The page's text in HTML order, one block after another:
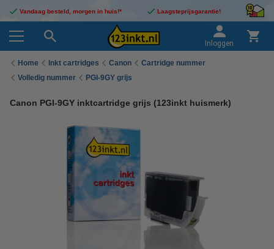
Vandaag besteld, morgen in huis!* Laagsteprijsgarantie!
Inloggen
Home Inkt cartridges Canon
Cartridge nummer
Volledig nummer
PGI-9GY grijs
Canon PGI-9GY inktcartridge grijs (123inkt huismerk)